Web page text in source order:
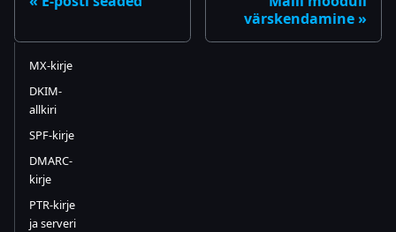
värskendamine
MX-kirje
DKIM-
allkiri
SPF-kirje
DMARC-
kirje
PTR-kirje
ja serveri